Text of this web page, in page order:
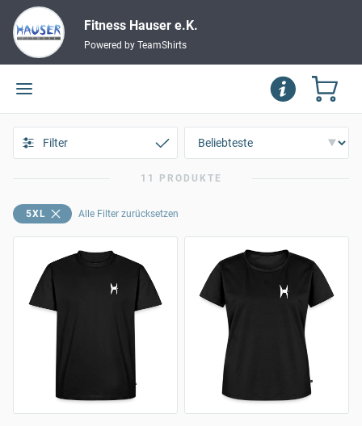
Fitness Hauser e.K.
Powered by TeamShirts
Filter
11 PRODUKTE
5XL Alle Filter zurücksetzen